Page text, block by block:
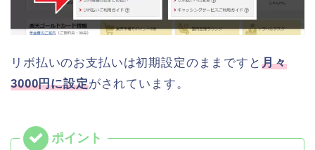
リボ払いのお支払いは初期設定のままですと 月々
3000円に設定がされています。